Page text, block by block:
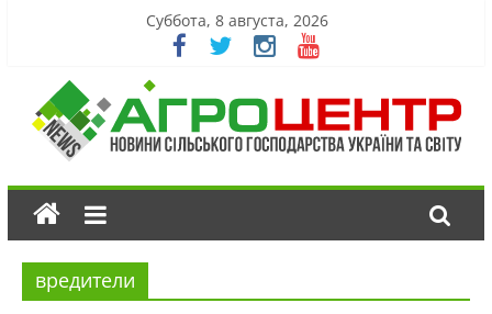
Суббота, 8 августа, 2026
вредители